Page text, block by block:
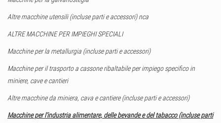
Altre macchine utensili (incluse parti e accessori) nca
ALTRE MACCHINE PER IMPIEGHI SPECIALI
Macchine per la metallurgia (incluse parti e accessori)
Macchine per il trasporto a cassone ribaltabile per impiego specifico in
miniere, cave e cantieri
Altre macchine da miniera, cava e cantiere (incluse parti e accessori)
Macchine per l’industria alimentare, delle bevande e del tabacco (incluse parti